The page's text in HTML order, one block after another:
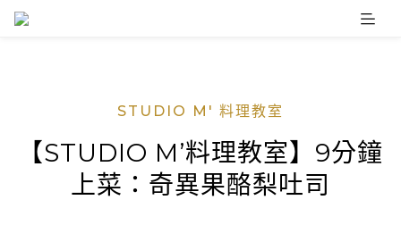
Skip
STUDIO M' 料理教室
【STUDIO M’料理教室】9分鐘
上菜：奇異果酪梨吐司